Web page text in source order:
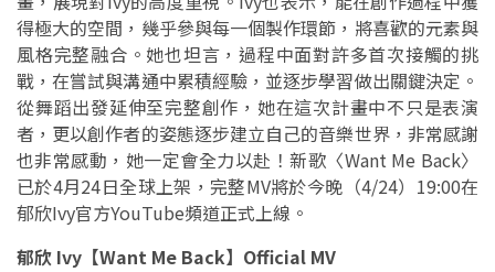
得極大的空間，幾乎參與每一個製作環節，將喜歡的元素與
風格完整融合。她也坦言，過程中面對許多首次接觸的挑
戰，在嘗試與溝通中累積經驗，並逐步學習做出關鍵決定。
從舞蹈出發延伸至完整創作，她在這次計畫中不只是表演
者，更以創作者的姿態逐步建立自己的音樂世界，非常感謝
也非常感動，她一定會全力以赴！新歌〈Want Me Back〉
已於4月24日全球上架，完整MV將於今晚（4/24）19:00在
郁欣Ivy官方YouTube頻道正式上線。
郁欣 Ivy【Want Me Back】Official MV